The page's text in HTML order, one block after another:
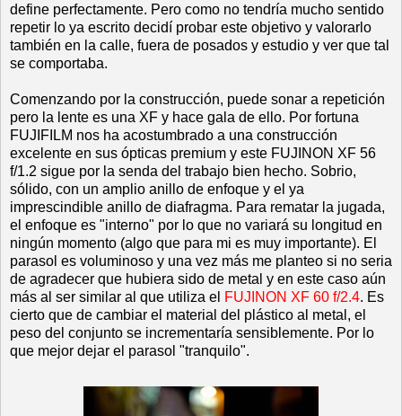
define perfectamente. Pero como no tendría mucho sentido
repetir lo ya escrito decidí probar este objetivo y valorarlo
también en la calle, fuera de posados y estudio y ver que tal
se comportaba.
Comenzando por la construcción, puede sonar a repetición
pero la lente es una XF y hace gala de ello. Por fortuna
FUJIFILM nos ha acostumbrado a una construcción
excelente en sus ópticas premium y este FUJINON XF 56
f/1.2 sigue por la senda del trabajo bien hecho. Sobrio,
sólido, con un amplio anillo de enfoque y el ya
imprescindible anillo de diafragma. Para rematar la jugada,
el enfoque es "interno" por lo que no variará su longitud en
ningún momento (algo que para mi es muy importante). El
parasol es voluminoso y una vez más me planteo si no seria
de agradecer que hubiera sido de metal y en este caso aún
más al ser similar al que utiliza el FUJINON XF 60 f/2.4. Es
cierto que de cambiar el material del plástico al metal, el
peso del conjunto se incrementaría sensiblemente. Por lo
que mejor dejar el parasol "tranquilo".